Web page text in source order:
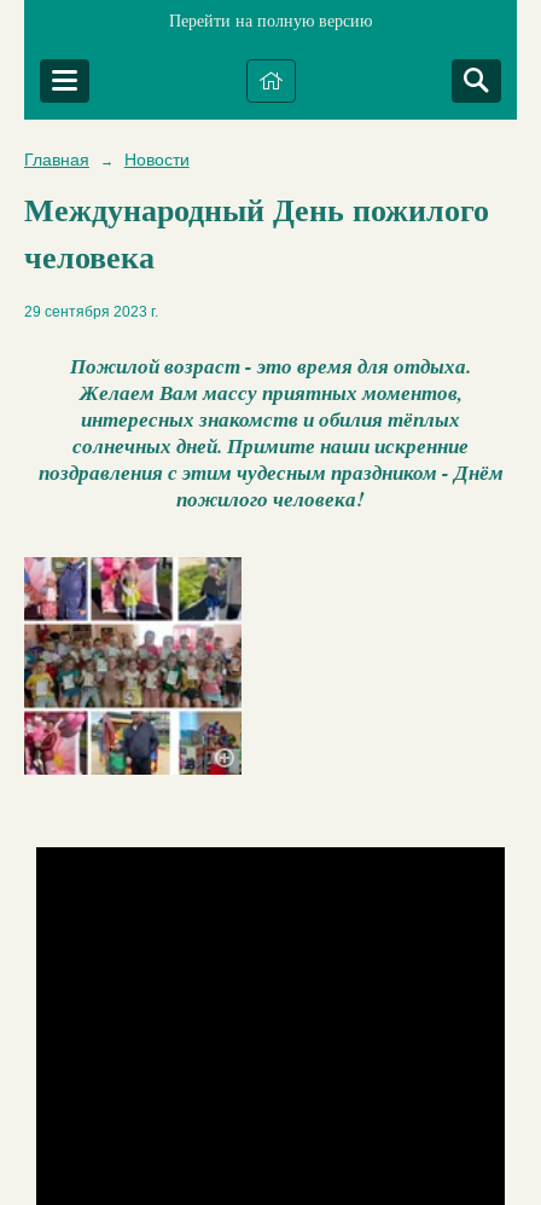
Перейти на полную версию
Главная → Новости
Международный День пожилого
человека
29 сентября 2023 г.
Пожилой возраст - это время для отдыха.
Желаем Вам массу приятных моментов,
интересных знакомств и обилия тёплых
солнечных дней. Примите наши искренние
поздравления с этим чудесным праздником - Днём
пожилого человека!